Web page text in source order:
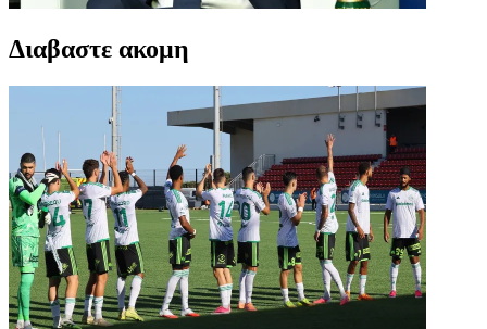
Διαβαστε ακομη